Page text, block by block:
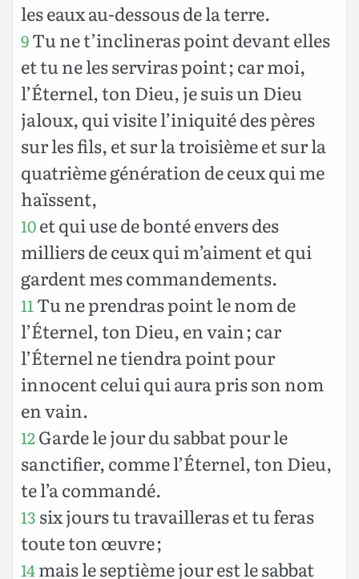
les eaux au-dessous de la terre.
9Tu ne t’inclineras point devant elles
et tu ne les serviras point ; car moi,
l’Éternel, ton Dieu, je suis un Dieu
jaloux, qui visite l’iniquité des pères
sur les fils, et sur la troisième et sur la
quatrième génération de ceux qui me
haïssent,
10et qui use de bonté envers des
milliers de ceux qui m’aiment et qui
gardent mes commandements.
11 Tu ne prendras point le nom de
l’Éternel, ton Dieu, en vain ; car
l’Éternel ne tiendra point pour
innocent celui qui aura pris son nom
en vain.
12Garde le jour du sabbat pour le
sanctifier, comme l’Éternel, ton Dieu,
te l’a commandé.
13 six jours tu travailleras et tu feras
toute ton œuvre ;
14mais le septième jour est le sabbat